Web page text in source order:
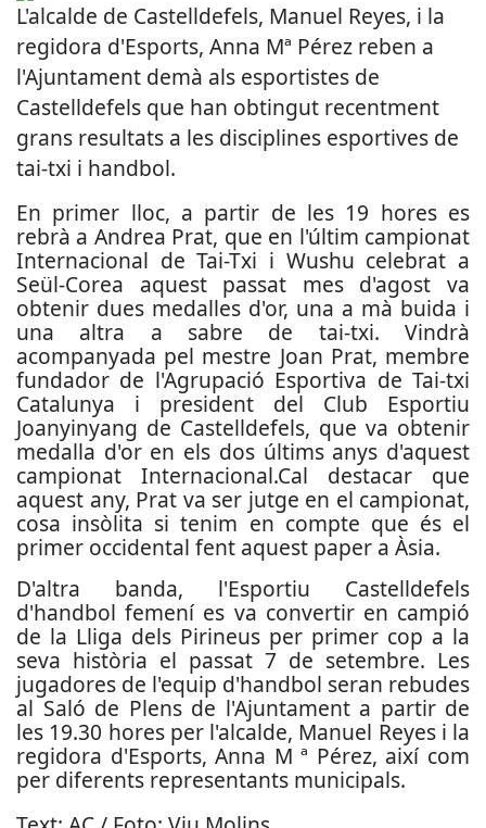
L'alcalde de Castelldefels, Manuel Reyes, i la
regidora d'Esports, Anna Mª Pérez reben a
l'Ajuntament demà als esportistes de
Castelldefels que han obtingut recentment
grans resultats a les disciplines esportives de
tai-txi i handbol.
En primer lloc, a partir de les 19 hores es
rebrà a Andrea Prat, que en l'últim campionat
Internacional de Tai-Txi i Wushu celebrat a
Seül-Corea aquest passat mes d'agost va
obtenir dues medalles d'or, una a mà buida i
una altra a sabre de tai-txi. Vindrà
acompanyada pel mestre Joan Prat, membre
fundador de l'Agrupació Esportiva de Tai-txi
Catalunya i president del Club Esportiu
Joanyinyang de Castelldefels, que va obtenir
medalla d'or en els dos últims anys d'aquest
campionat Internacional.Cal destacar que
aquest any, Prat va ser jutge en el campionat,
cosa insòlita si tenim en compte que és el
primer occidental fent aquest paper a Àsia.
D'altra banda, l'Esportiu Castelldefels
d'handbol femení es va convertir en campió
de la Lliga dels Pirineus per primer cop a la
seva història el passat 7 de setembre. Les
jugadores de l'equip d'handbol seran rebudes
al Saló de Plens de l'Ajuntament a partir de
les 19.30 hores per l'alcalde, Manuel Reyes i la
regidora d'Esports, Anna M ª Pérez, així com
per diferents representants municipals.